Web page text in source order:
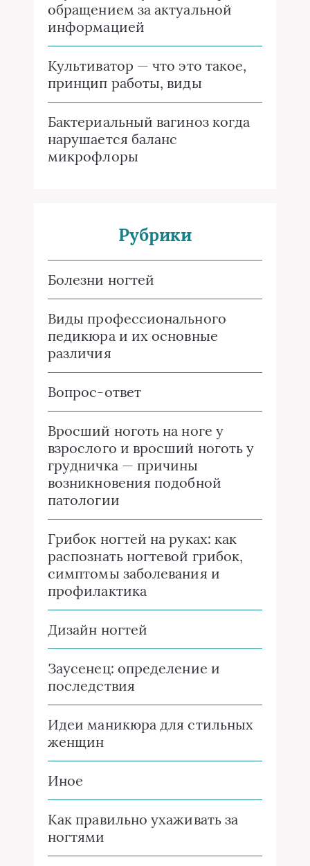
обращением за актуальной
информацией
Культиватор — что это такое,
принцип работы, виды
Бактериальный вагиноз когда
нарушается баланс
микрофлоры
Рубрики
Болезни ногтей
Виды профессионального
педикюра и их основные
различия
Вопрос-ответ
Вросший ноготь на ноге у
взрослого и вросший ноготь у
грудничка — причины
возникновения подобной
патологии
Грибок ногтей на руках: как
распознать ногтевой грибок,
симптомы заболевания и
профилактика
Дизайн ногтей
Заусенец: определение и
последствия
Идеи маникюра для стильных
женщин
Иное
Как правильно ухаживать за
ногтями